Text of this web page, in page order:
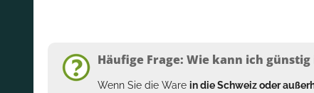
Häufige Frage: Wie kann ich
Wenn Sie die Ware in die Schweiz oder